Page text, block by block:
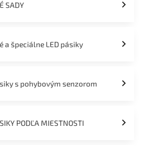
SADY
a špeciálne LED pásiky
s pohybovým senzorom
PODĽA MIESTNOSTI